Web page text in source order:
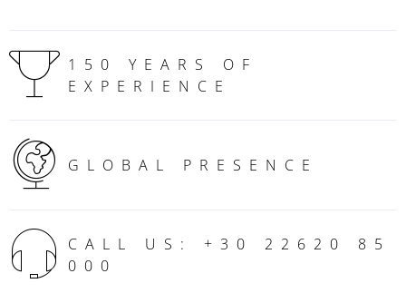
150 YEARS OF
EXPERIENCE
GLOBAL PRESENCE
CALL US: +30 22620 85
000